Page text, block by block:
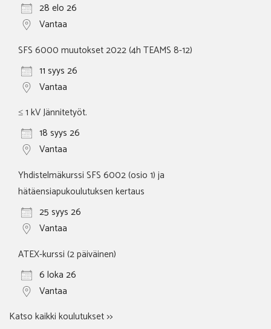
28 elo 26
Vantaa
SFS 6000 muutokset 2022 (4h TEAMS 8-12)
11 syys 26
Vantaa
≤ 1 kV Jännitetyöt.
18 syys 26
Vantaa
Yhdistelmäkurssi SFS 6002 (osio 1) ja
hätäensiapukoulutuksen kertaus
25 syys 26
Vantaa
ATEX-kurssi (2 päiväinen)
6 loka 26
Vantaa
Katso kaikki koulutukset >>